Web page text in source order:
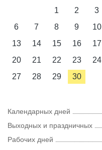
1
2 3
6
7 8 9 10
13
14 15 16 17
20
21 22 23 24
27
28 29 30
Календарных дней
Выходных и праздничных
Рабочих дней